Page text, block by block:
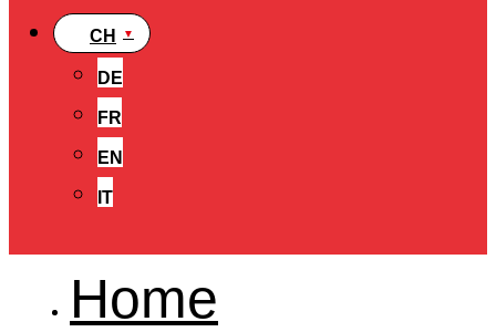
CH
DE
FR
EN
IT
Home